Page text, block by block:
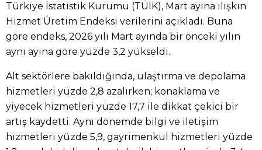
Türkiye İstatistik Kurumu (TÜİK), Mart ayına ilişkin
Hizmet Üretim Endeksi verilerini açıkladı. Buna
göre endeks, 2026 yılı Mart ayında bir önceki yılın
aynı ayına göre yüzde 3,2 yükseldi.
Alt sektörlere bakıldığında, ulaştırma ve depolama
hizmetleri yüzde 2,8 azalırken; konaklama ve
yiyecek hizmetleri yüzde 17,7 ile dikkat çekici bir
artış kaydetti. Aynı dönemde bilgi ve iletişim
hizmetleri yüzde 5,9, gayrimenkul hizmetleri yüzde